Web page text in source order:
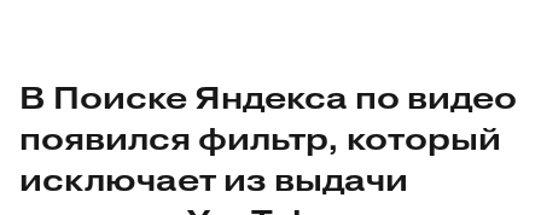
В Поиске Яндекса по видео
появился фильтр, который
исключает из выдачи